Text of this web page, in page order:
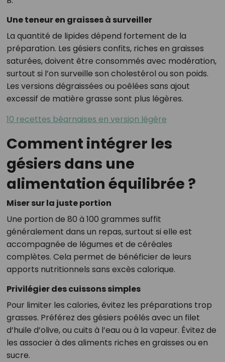
Une teneur en graisses à surveiller
La quantité de lipides dépend fortement de la
préparation. Les gésiers confits, riches en graisses
saturées, doivent être consommés avec modération,
surtout si l’on surveille son cholestérol ou son poids.
Les versions dégraissées ou poêlées sans ajout
excessif de matière grasse sont plus légères.
10 recettes béarnaises en version légère
Comment intégrer les
gésiers dans une
alimentation équilibrée ?
Miser sur la juste portion
Une portion de 80 à 100 grammes suffit
généralement dans un repas, surtout si elle est
accompagnée de légumes et de céréales
complètes. Cela permet de bénéficier de leurs
apports nutritionnels sans excès calorique.
Privilégier des cuissons simples
Pour limiter les calories, évitez les préparations trop
grasses. Préférez des gésiers poêlés avec un filet
d’huile d’olive, ou cuits à l’eau ou à la vapeur. Évitez de
les associer à des aliments riches en graisses ou en
sucre.